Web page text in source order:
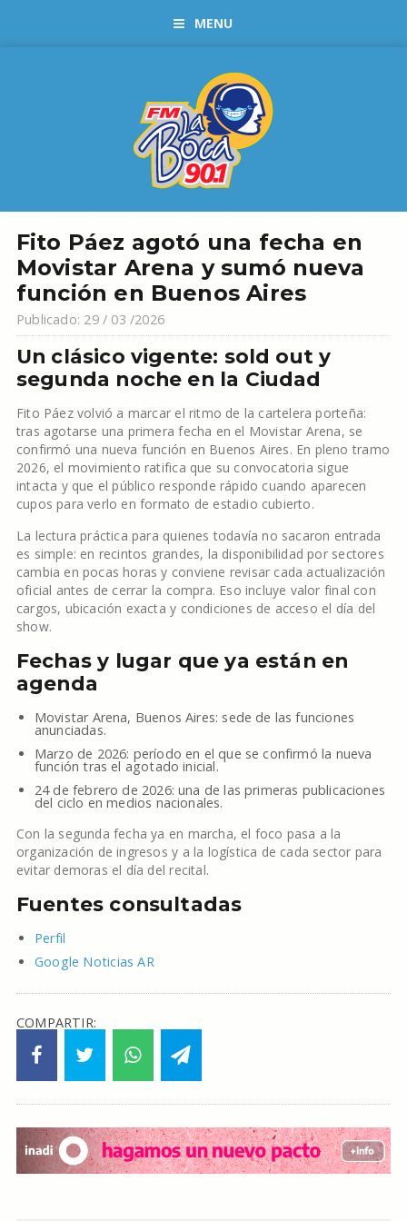
MENU
Fito Páez agotó una fecha en
Movistar Arena y sumó nueva
función en Buenos Aires
Publicado: 29 / 03 /2026
Un clásico vigente: sold out y
segunda noche en la Ciudad
Fito Páez volvió a marcar el ritmo de la cartelera porteña:
tras agotarse una primera fecha en el Movistar Arena, se
confirmó una nueva función en Buenos Aires. En pleno tramo
2026, el movimiento ratifica que su convocatoria sigue
intacta y que el público responde rápido cuando aparecen
cupos para verlo en formato de estadio cubierto.
La lectura práctica para quienes todavía no sacaron entrada
es simple: en recintos grandes, la disponibilidad por sectores
cambia en pocas horas y conviene revisar cada actualización
oficial antes de cerrar la compra. Eso incluye valor final con
cargos, ubicación exacta y condiciones de acceso el día del
show.
Fechas y lugar que ya están en
agenda
Movistar Arena, Buenos Aires: sede de las funciones
anunciadas.
Marzo de 2026: período en el que se confirmó la nueva
función tras el agotado inicial.
24 de febrero de 2026: una de las primeras publicaciones
del ciclo en medios nacionales.
Con la segunda fecha ya en marcha, el foco pasa a la
organización de ingresos y a la logística de cada sector para
evitar demoras el día del recital.
Fuentes consultadas
Perfil
Google Noticias AR
COMPARTIR: